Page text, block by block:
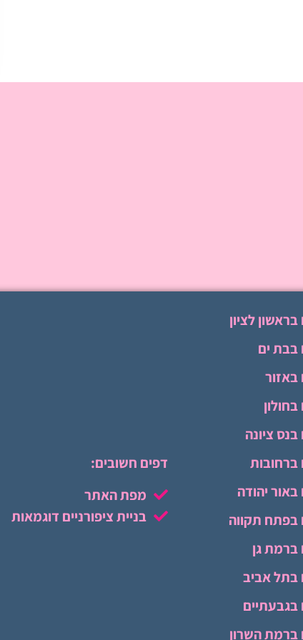
בראשון לציון
בבת ים
באזור
בחולון
בנס ציונה
ברחובות
באור יהודה
בפתח תקווה
ברמת גן
בתל אביב
בגבעתיים
ברמת השרון
דפים חשובים:
מפת האתר
בניית ציפורניים דוגמאות